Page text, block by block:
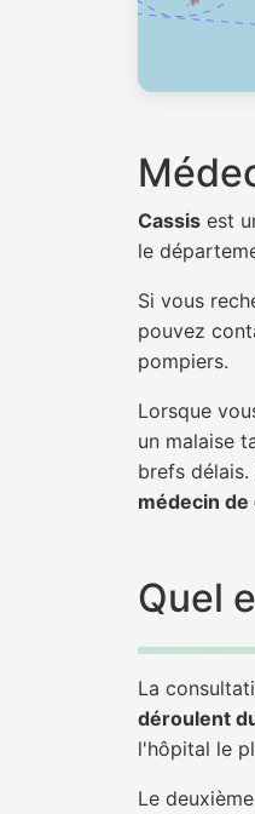
Cassis est
le
Si vous
pouvez
pompiers.
Lorsque
un malaise
brefs
médecin de
Quel
La
déroulent
l'hôpital le
Le